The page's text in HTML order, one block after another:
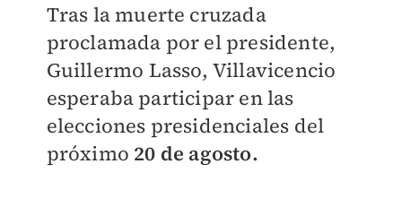
Tras la muerte cruzada
proclamada por el presidente,
Guillermo Lasso, Villavicencio
esperaba participar en las
elecciones presidenciales del
próximo 20 de agosto.